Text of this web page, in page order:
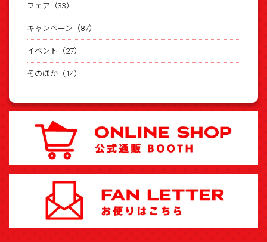
フェア（33）
キャンペーン（87）
イベント（27）
そのほか（14）